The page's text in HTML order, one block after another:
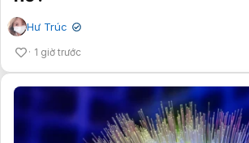
Hư Trúc ✔
1 giờ trước